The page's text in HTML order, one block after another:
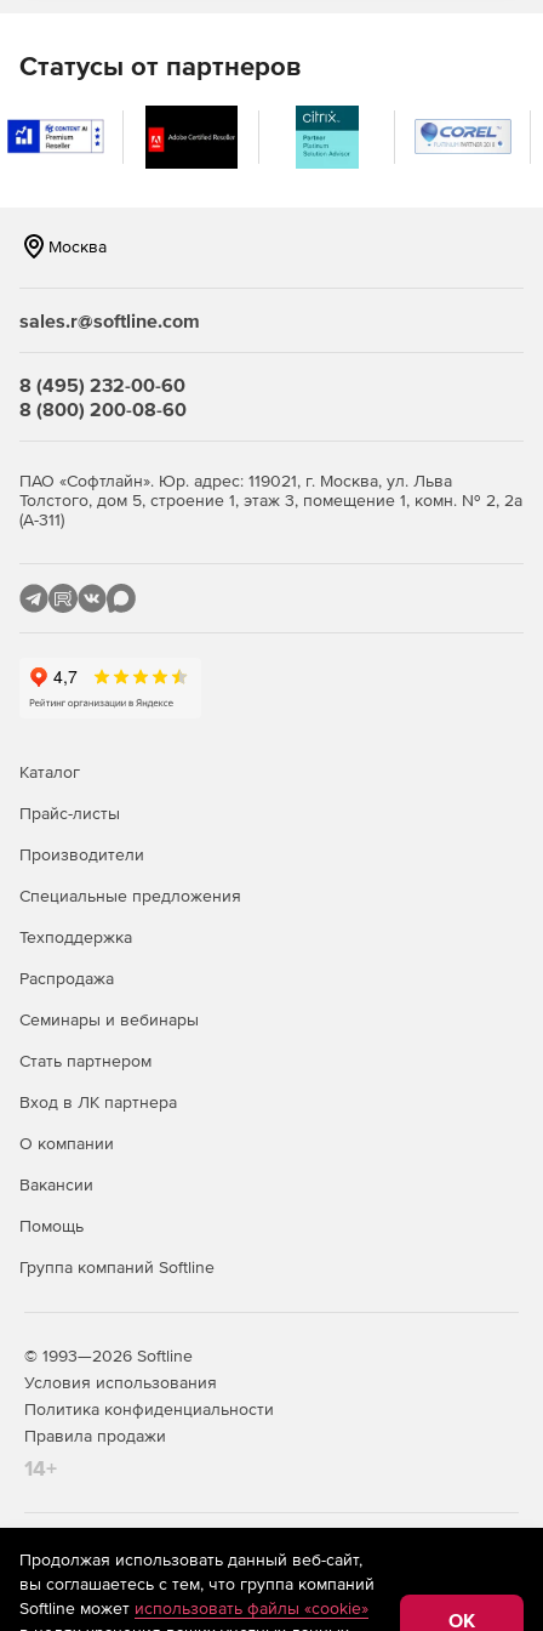
Профессиональные инструменты и службы для
разработки, предназначенные для индивидуальных
разработчиков или небольших групп.
Microsoft Visual Studio Enterprise:
Полный набор инструментов и служб для
проектирования, создания и развертывания сложных
Статусы от партнеров
Москва
sales.r@softline.com
8 (495) 232-00-60
8 (800) 200-08-60
ПАО «Софтлайн». Юр. адрес: 119021, г. Москва, ул. Льва
Толстого, дом 5, строение 1, этаж 3, помещение 1, комн. № 2, 2а
(А-311)
Каталог
Прайс-листы
Производители
Специальные предложения
Техподдержка
Распродажа
Семинары и вебинары
Стать партнером
Вход в ЛК партнера
О компании
Вакансии
Помощь
Группа компаний Softline
© 1993—2026 Softline
Условия использования
Политика конфиденциальности
Правила продажи
14+
На информационном ресурсе store.softline.ru применяются
рекомендательные технологии
(информационные технологии
предоставления информации на основе сбора,
систематизации и анализа сведений, относящихся к
Продолжая использовать данный веб-сайт,
вы соглашаетесь с тем, что группа компаний
Softline может использовать файлы «cookie»
OK